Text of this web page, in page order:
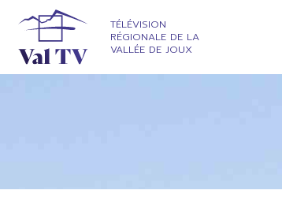
TÉLÉVISION
RÉGIONALE DE LA
VALLÉE DE JOUX